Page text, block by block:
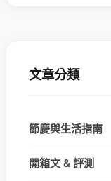
文章分類
節慶與生活指南
開箱文 & 評測